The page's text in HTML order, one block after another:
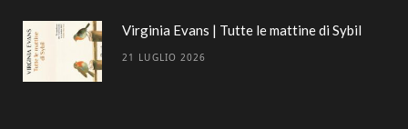
Virginia Evans | Tutte le mattine di Sybil
21 LUGLIO 2026